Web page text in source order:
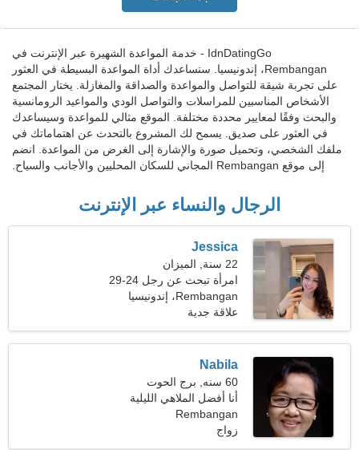
IdnDatingGo - خدمة المواعدة الشهيرة عبر الإنترنت في
Rembangan، إندونيسيا. ستساعدك أداة المواعدة البسيطة في العثور
على تجربة شيقة للتواصل والمواعدة والصداقة والمغازلة. يختار المجتمع
الأشخاص المناسبين للمراسلات والتواصل الودي والمواعيد الرومانسية
والبحث وفقًا لمعايير محددة مختلفة. الموقع مثالي للمواعدة وسيساعدك
في العثور على صديق. يسمح لك المشروع بالتحدث عن اهتماماتك في
ملفك الشخصي، وتحميل صورة والإشارة إلى الغرض من المواعدة. انضم
إلى موقع Rembangan المجاني للسكان المحليين والأجانب والسياح.
الرجال والنساء عبر الإنترنت
Jessica
22 سنة, الميزان
امرأة تبحث عن رجل 24-29
Rembangan، إندونيسيا
علاقة جدية
Nabila
60 سنه, برج الحوت
أنا أفضل الملاهي الليلية
والتسوق
Rembangan
زواج